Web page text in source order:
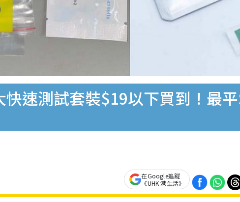
快速測試套裝$19以下買到！最
在Google追蹤
《UHK 港生活》